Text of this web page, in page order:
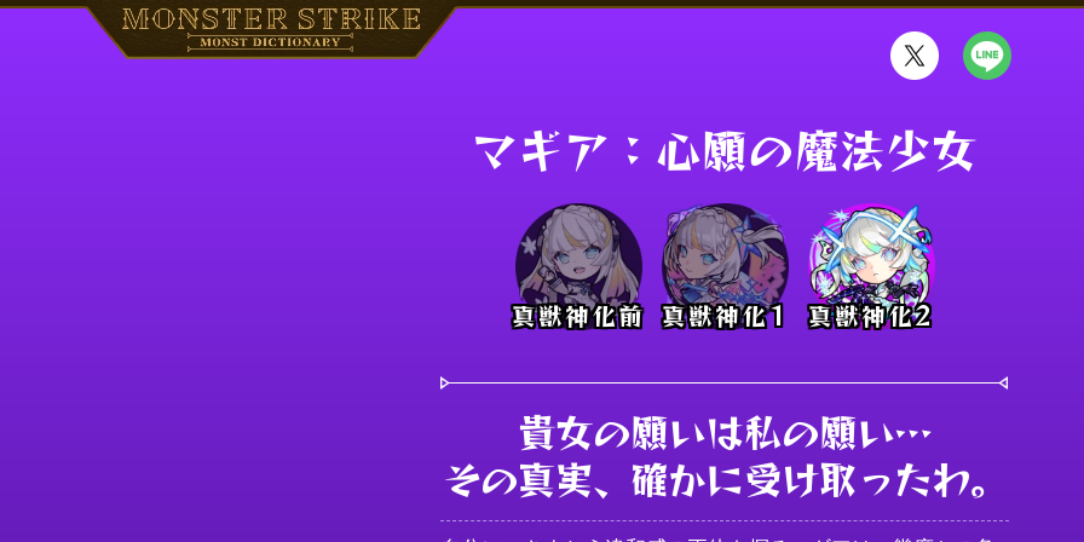
マギア：心願の魔法少女
真獣神化前 真獣神化1 真獣神化2
貴女の願いは私の願い…
その真実、確かに受け取ったわ。